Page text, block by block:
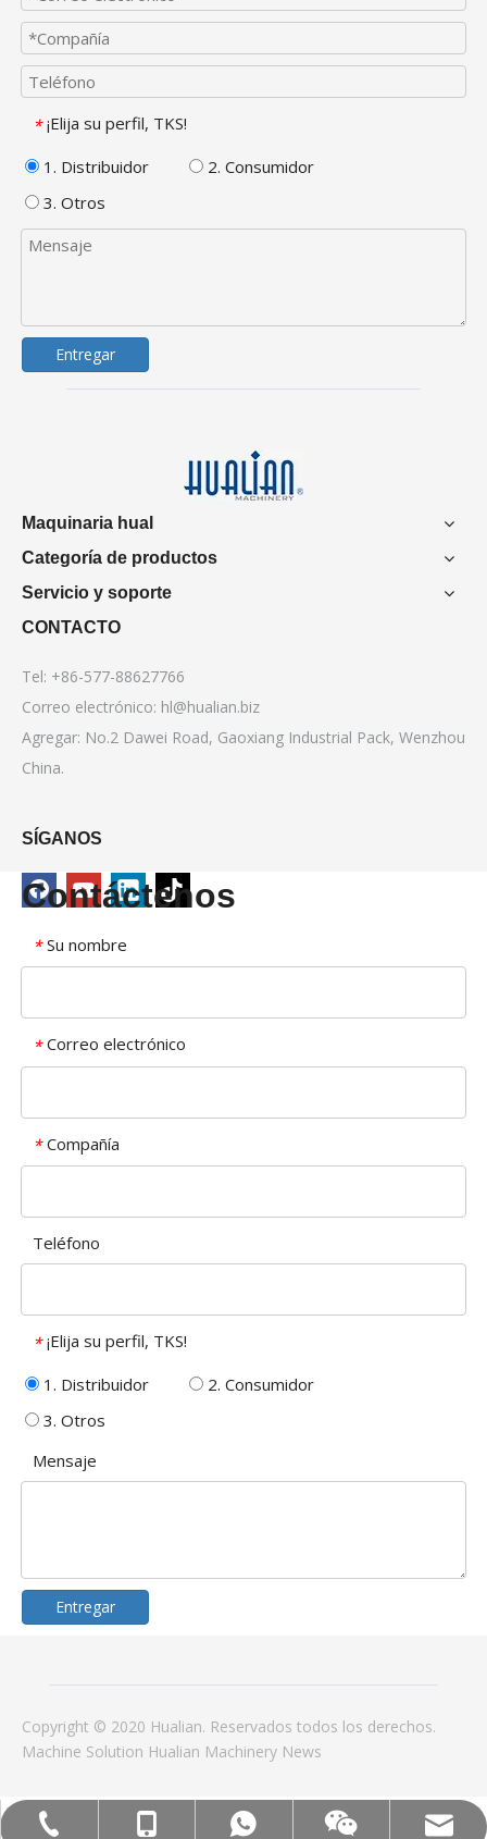
* ¡Elija su perfil, TKS!
1. Distribuidor
2. Consumidor
3. Otros
Entregar
Maquinaria hual
Categoría de productos
Servicio y soporte
CONTACTO
Tel: +86-577-88627766
Correo electrónico: hl@hualian.biz
Agregar: No.2 Dawei Road, Gaoxiang Industrial Pack, Wenzhou
China.
Tel:+86-577-88627766
Mob: +86-18858715170
WA: 0086 18858715170
Veloz
Correo electrónico: hl@hualian.biz
SÍGANOS
Contáctenos
* Su nombre
* Correo electrónico
* Compañía
Teléfono
* ¡Elija su perfil, TKS!
1. Distribuidor
2. Consumidor
3. Otros
Mensaje
Entregar
Copyright © 2020 Hualian. Reservados todos los derechos.
Machine Solution Hualian Machinery News